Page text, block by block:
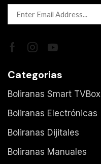
Categorias
Boliranas Smart TVBox
Boliranas Electrónicas
Boliranas Dijitales
Boliranas Manuales